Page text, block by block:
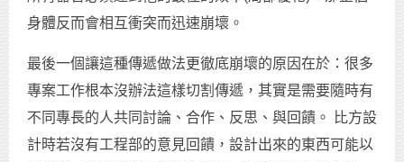
身體反而會相互衝突而迅速崩壞。
最後一個讓這種傳遞做法更徹底崩壞的原因在於：很多
專案工作根本沒辦法這樣切割傳遞，其實是需要隨時有
不同專長的人共同討論、合作、反思、與回饋。 比方設
計時若沒有工程部的意見回饋，設計出來的東西可能以